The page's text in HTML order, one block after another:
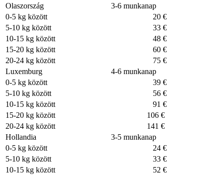
Olaszország
3-6 munkanap
0-5 kg között
20 €
5-10 kg között
33 €
10-15 kg között
48 €
15-20 kg között
60 €
20-24 kg között
75 €
Luxemburg
4-6 munkanap
0-5 kg között
39 €
5-10 kg között
56 €
10-15 kg között
91 €
15-20 kg között
106 €
20-24 kg között
141 €
Hollandia
3-5 munkanap
0-5 kg között
24 €
5-10 kg között
33 €
10-15 kg között
52 €